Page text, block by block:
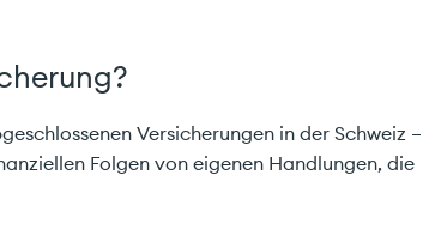
Versicherungen in der Schweiz –
Folgen von eigenen Handlungen, die